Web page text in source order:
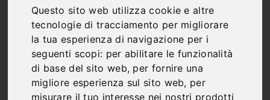
Questo sito web utilizza cookie e altre
tecnologie di tracciamento per migliorare
la tua esperienza di navigazione per i
seguenti scopi: per abilitare le funzionalità
di base del sito web, per fornire una
migliore esperienza sul sito web, per
misurare il tuo interesse nei nostri prodotti
Notizie Sportive
Fabregas sorprende
tutti: “Il Como non ha il